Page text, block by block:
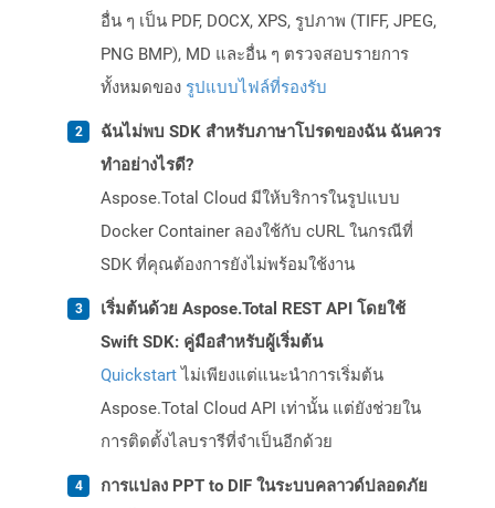
อื่น ๆ เป็น PDF, DOCX, XPS, รูปภาพ (TIFF, JPEG,
PNG BMP), MD และอื่น ๆ ตรวจสอบรายการ
ทั้งหมดของ รูปแบบไฟล์ที่รองรับ
ฉันไม่พบ SDK สำหรับภาษาโปรดของฉัน ฉันควร
ทำอย่างไรดี?
Aspose.Total Cloud มีให้บริการในรูปแบบ
Docker Container ลองใช้กับ cURL ในกรณีที่
SDK ที่คุณต้องการยังไม่พร้อมใช้งาน
เริ่มต้นด้วย Aspose.Total REST API โดยใช้
Swift SDK: คู่มือสำหรับผู้เริ่มต้น
Quickstartไม่เพียงแต่แนะนำการเริ่มต้น
Aspose.Total Cloud API เท่านั้น แต่ยังช่วยใน
การติดตั้งไลบรารีที่จำเป็นอีกด้วย
การแปลง PPT to DIF ในระบบคลาวด์ปลอดภัย